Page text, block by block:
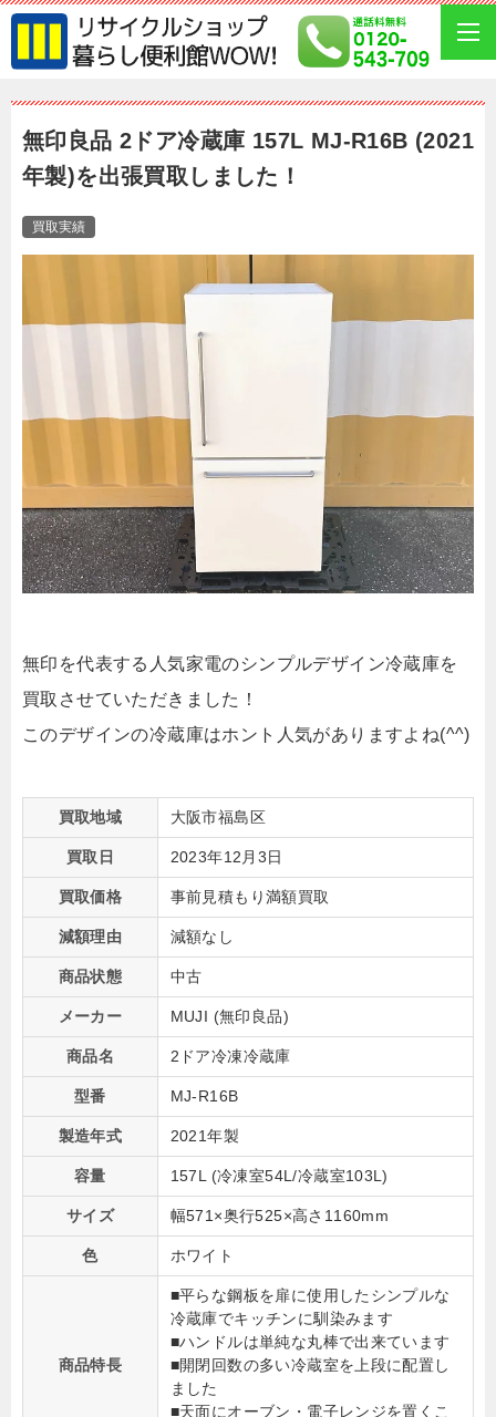
無印良品 2ドア冷蔵庫 157L MJ-R16B (2021
年製)を出張買取しました！
買取実績
無印を代表する人気家電のシンプルデザイン冷蔵庫を
買取させていただきました！
このデザインの冷蔵庫はホント人気がありますよね(^^)
買取地域 大阪市福島区
買取日 2023年12月3日
買取価格 事前見積もり満額買取
減額理由 減額なし
商品状態 中古
メーカー MUJI (無印良品)
商品名 2ドア冷凍冷蔵庫
型番 MJ-R16B
製造年式 2021年製
容量 157L (冷凍室54L/冷蔵室103L)
サイズ 幅571×奥行525×高さ1160mm
色 ホワイト
商品特長
■平らな鋼板を扉に使用したシンプルな
冷蔵庫でキッチンに馴染みます
■ハンドルは単純な丸棒で出来ています
■開閉回数の多い冷蔵室を上段に配置し
ました
■天面にオーブン・電子レンジを置くこ